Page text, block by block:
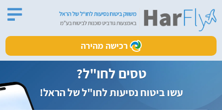
רכישה מהירה
טסים לחו"ל?
עשו ביטוח נסיעות לחו"ל של הראל!